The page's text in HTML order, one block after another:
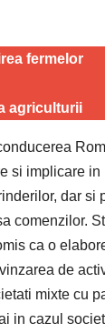
fermelor
agriculturii
si implicare in
dar si
comenzilor.
ca o
de
mixte cu
in cazul